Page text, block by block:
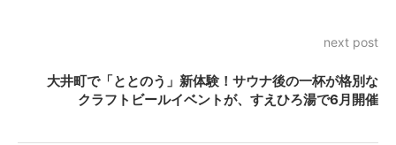
next post
大井町で「ととのう」新体験！サウナ後の一杯が格別な
クラフトビールイベントが、すえひろ湯で6月開催